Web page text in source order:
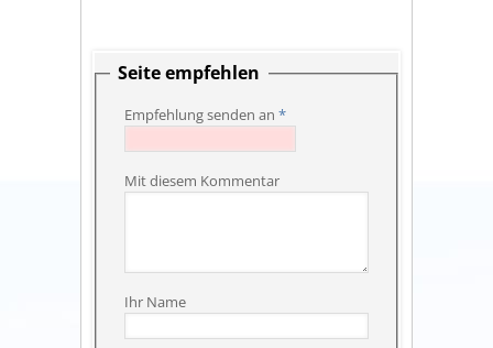
Seite empfehlen
Empfehlung senden an *
Mit diesem Kommentar
Ihr Name